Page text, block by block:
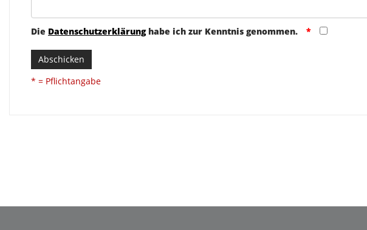
Die Datenschutzerklärunghabe ich zur Kenntnis genommen.
Abschicken
* = Pflichtangabe